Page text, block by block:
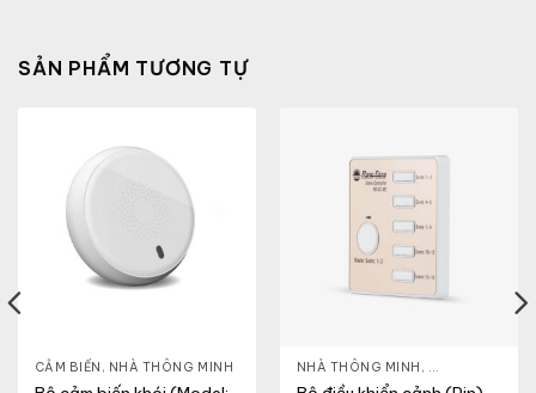
SẢN PHẨM TƯƠNG TỰ
CẢM BIẾN , NHÀ THÔNG MINH NHÀ THÔNG MINH , ĐÈN THÔNG